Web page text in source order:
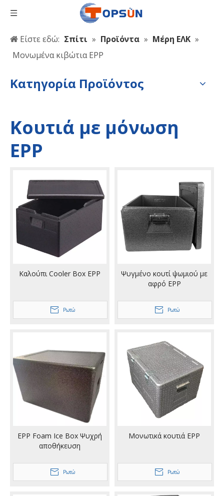
Είστε εδώ: Σπίτι » Προϊόντα » Μέρη ΕΛΚ »
Μονωμένα κιβώτια EPP
Κατηγορία Προϊόντος
Κουτιά με μόνωση
EPP
Καλούπι Cooler Box EPP
Ρωτώ
Ψυγμένο κουτί ψωμιού με
αφρό EPP
Ρωτώ
EPP Foam Ice Box Ψυχρή
αποθήκευση
Ρωτώ
Μονωτικά κουτιά EPP
Ρωτώ